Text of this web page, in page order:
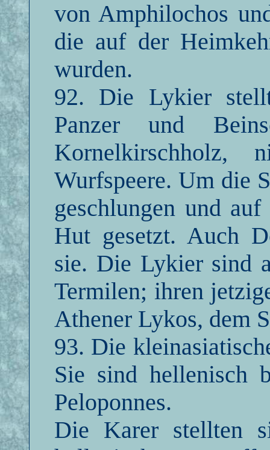
von Amphilochos
die auf der
wurden.
92. Die Lykier
Panzer und
Kornelkirschholz,
Wurfspeere. Um die
geschlungen und
Hut gesetzt. Auch
sie. Die Lykier sind
Termilen; ihren
Athener Lykos, dem
93. Die
Sie sind hellenisch
Peloponnes.
Die Karer stellten